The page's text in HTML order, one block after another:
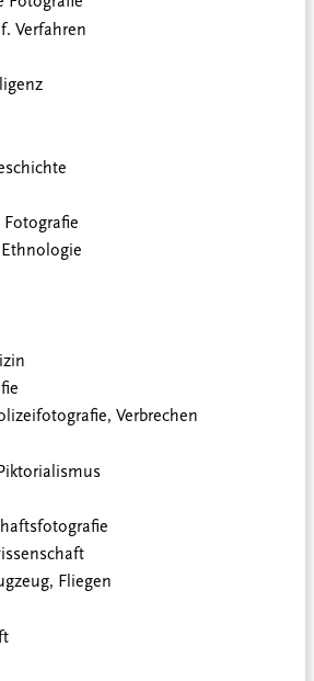
Verfahren
Fotografie
Verbrechen
Fliegen